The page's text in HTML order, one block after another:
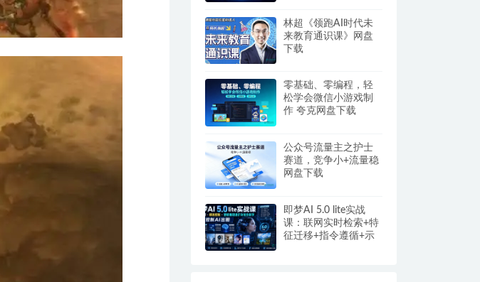
林超《领跑AI时代未
来教育通识课》网盘
下载
零基础、零编程，轻
松学会微信小游戏制
作 夸克网盘下载
公众号流量主之护士
赛道，竞争小+流量稳
网盘下载
即梦AI 5.0 lite实战
课：联网实时检索+特
征迁移+指令遵循+示